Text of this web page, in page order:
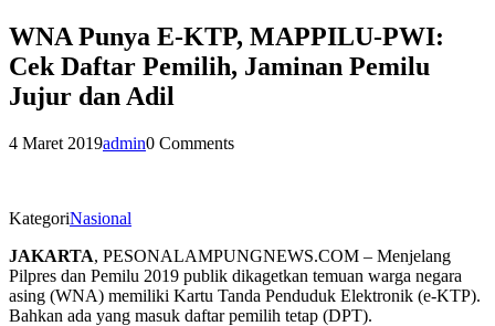
WNA Punya E-KTP, MAPPILU-PWI:
Cek Daftar Pemilih, Jaminan Pemilu
Jujur dan Adil
4 Maret 2019admin0 Comments
KategoriNasional
JAKARTA, PESONALAMPUNGNEWS.COM – Menjelang
Pilpres dan Pemilu 2019 publik dikagetkan temuan warga negara
asing (WNA) memiliki Kartu Tanda Penduduk Elektronik (e-KTP).
Bahkan ada yang masuk daftar pemilih tetap (DPT).